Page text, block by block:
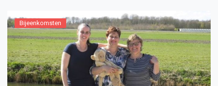
Bijeenkomsten